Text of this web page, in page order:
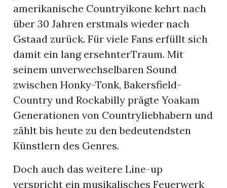
amerikanische Countryikone kehrt nach
über 30 Jahren erstmals wieder nach
Gstaad zurück. Für viele Fans erfüllt sich
damit ein lang ersehnterTraum. Mit
seinem unverwechselbaren Sound
zwischen Honky-Tonk, Bakersfield-
Country und Rockabilly prägte Yoakam
Generationen von Countryliebhabern und
zählt bis heute zu den bedeutendsten
Künstlern des Genres.
Doch auch das weitere Line-up
verspricht ein musikalisches Feuerwerk